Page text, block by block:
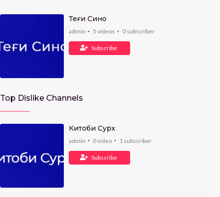
Теғи Сино
admin 5 videos 0subscriber
Subscribe
Top Dislike Channels
Китоби Сурх
admin 0video 1 subscriber
Subscribe